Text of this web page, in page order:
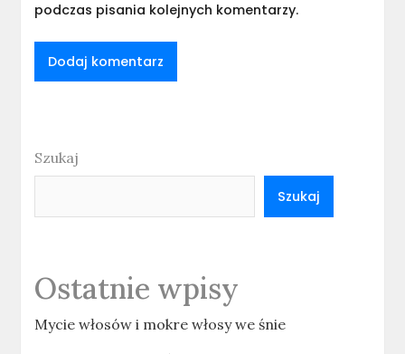
podczas pisania kolejnych komentarzy.
Szukaj
Szukaj
Ostatnie wpisy
Mycie włosów i mokre włosy we śnie